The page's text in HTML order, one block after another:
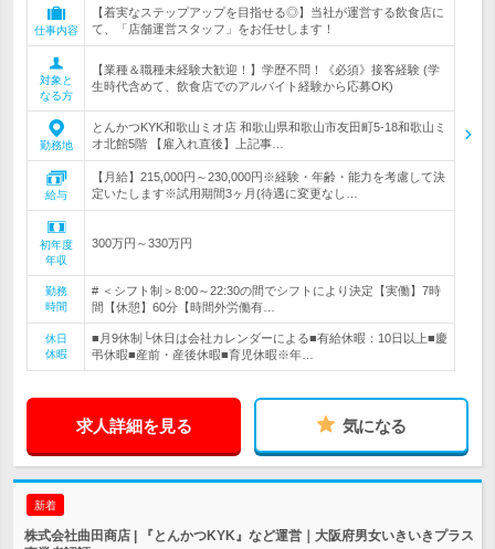
仕事内容
【着実なステップアップを目指せる◎】当社が運営する飲食店に
て、「店舗運営スタッフ」をお任せします！
対象と
なる方
【業種＆職種未経験大歓迎！】学歴不問！《必須》接客経験 (学
生時代含めて、飲食店でのアルバイト経験から応募OK)
勤務地
とんかつKYK和歌山ミオ店 和歌山県和歌山市友田町5-18和歌山ミ
オ北館5階 【雇入れ直後】上記事…
給与
【月給】215,000円～230,000円※経験・年齢・能力を考慮して決
定いたします※試用期間3ヶ月(待遇に変更なし…
初年度
年収
300万円～330万円
勤務
時間
# ＜シフト制＞8:00～22:30の間でシフトにより決定【実働】7時
間【休憩】60分【時間外労働有…
休日
休暇
■月9休制└休日は会社カレンダーによる■有給休暇：10日以上■慶
弔休暇■産前・産後休暇■育児休暇※年…
求人詳細を見る 気になる
新着
株式会社曲田商店 | 『とんかつKYK』など運営｜大阪府男女いきいきプラス